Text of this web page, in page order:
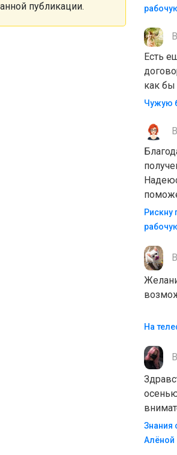
публикации.
Есть
как бы
Чужую
Рискну
На
Знания
Алëной